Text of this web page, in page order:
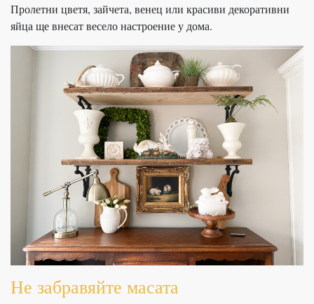
Пролетни цветя, зайчета, венец или красиви декоративни
яйца ще внесат весело настроение у дома.
Не забравяйте масата